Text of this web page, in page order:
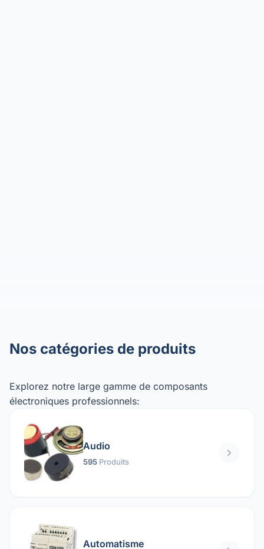
Nos catégories de produits
Explorez notre large gamme de composants
électroniques professionnels:
Audio
595 Produits
Automatisme